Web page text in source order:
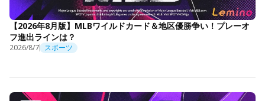
【2026年8月版】MLBワイルドカード＆地区優勝争い！プレーオ
フ進出ラインは？
2026/8/7 スポーツ